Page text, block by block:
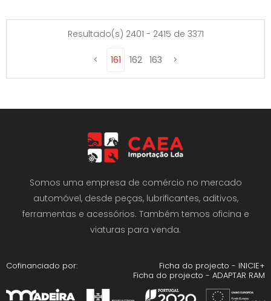
Resultado(s) 2401 - 2415 de 3371
161 162 163
Somos uma empresa de comércio no mercado
automóvel, desde peças, lubrificantes, aditivos,
ferramentas e acessórios. Também temos oficina e
viaturas para venda.
Cofinanciado por:
Ficha do projecto - INICIE+
Ficha do projecto - ADAPTAR RAM